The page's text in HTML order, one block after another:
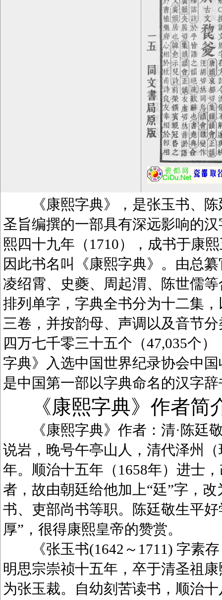
《康熙字典》，是张玉书、陈
圣旨编撰的一部具有深远影响的
熙四十九年（1710），成书于康
因此书名叫《康熙字典》。由总
凌绍霄、史夔、周起渭、陈世儒
排列单字，字典全书分为十二集
三卷，并按韵母、声调以及音节
四万七千零三十五个（47,035个
字典》入选中国世界纪录协会中
是中国第一部以字典命名的汉字辞
《康熙字典》作者简
《康熙字典》作者：清·陈廷敬
说岩，晚号午亭山人，清代泽州
年。顺治十五年（1658年）进士
者，故由朝廷给他加上“廷”字，
书、吏部尚书等职。陈廷敬生平
厚”，很得康熙皇帝的赞赏。
《张玉书(1642～1711) 字素存
明思宗崇祯十五年，卒于清圣祖
为张玉裁。自幼刻苦读书，顺治